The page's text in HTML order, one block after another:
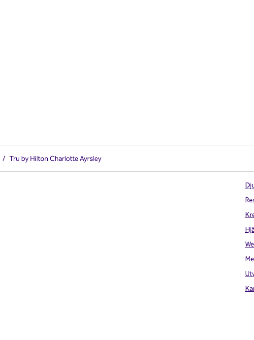
/ Tru by Hilton Charlotte Ayrsley